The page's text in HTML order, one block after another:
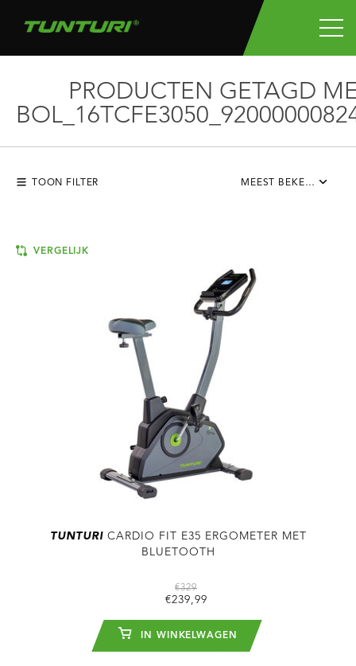
PRODUCTEN GETAGD
TOON FILTER MEEST BEKEKEN
VERGELIJK
TUNTURICARDIO FIT E35 ERGOMETER MET
BLUETOOTH
€329
€239,99
IN WINKELWAGEN